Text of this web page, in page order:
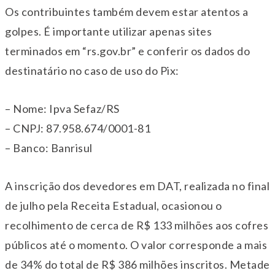
Os contribuintes também devem estar atentos a
golpes. É importante utilizar apenas sites
terminados em “rs.gov.br” e conferir os dados do
destinatário no caso de uso do Pix:
– Nome: Ipva Sefaz/RS
– CNPJ: 87.958.674/0001-81
– Banco: Banrisul
A inscrição dos devedores em DAT, realizada no final
de julho pela Receita Estadual, ocasionou o
recolhimento de cerca de R$ 133 milhões aos cofres
públicos até o momento. O valor corresponde a mais
de 34% do total de R$ 386 milhões inscritos. Metade